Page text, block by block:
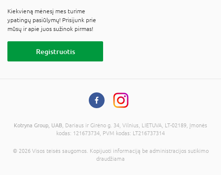
Kiekvieną mėnesį mes turime
ypatingų pasiūlymų! Prisijunk prie
mūsų ir apie juos sužinok pirmas!
Registruotis
Kotryna Group, UAB , Dariaus ir Girėno g. 34, Vilnius, LIETUVA, LT-02189, Įmonės
kodas: 121673734, PVM kodas: LT216737314
© 2026 Visos teisės saugomos. Kopijuoti informaciją be administracijos sutikimo
draudžiama